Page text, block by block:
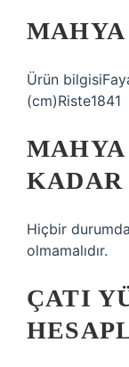
Ürün
(cm)Riste1841
Hiçbir
olmamalıdır.
ÇATI